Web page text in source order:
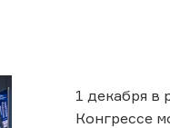
1 декабря в
Конгрессе